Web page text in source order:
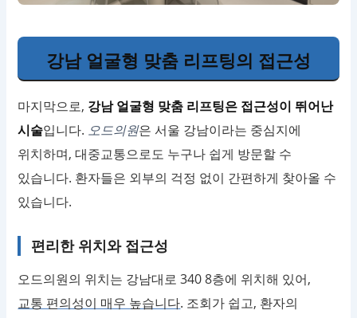
강남 얼굴형 맞춤 리프팅의 접근성
마지막으로, 강남 얼굴형 맞춤 리프팅은 접근성이 뛰어난
시술입니다. 오드의원은 서울 강남이라는 중심지에
위치하며, 대중교통으로도 누구나 쉽게 방문할 수
있습니다. 환자들은 외부의 걱정 없이 간편하게 찾아올 수
있습니다.
편리한 위치와 접근성
오드의원의 위치는 강남대로 340 8층에 위치해 있어,
교통 편의성이 매우 높습니다. 조회가 쉽고, 환자의